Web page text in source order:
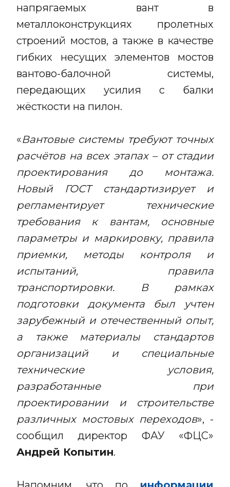
напрягаемых вант в
металлоконструкциях пролетных
строений мостов, а также в качестве
гибких несущих элементов мостов
вантово-балочной системы,
передающих усилия с балки
жёсткости на пилон.
«Вантовые системы требуют точных
расчётов на всех этапах – от стадии
проектирования до монтажа.
Новый ГОСТ стандартизирует и
регламентирует технические
требования к вантам, основные
параметры и маркировку, правила
приемки, методы контроля и
испытаний, правила
транспортировки. В рамках
подготовки документа был учтен
зарубежный и отечественный опыт,
а также материалы стандартов
организаций и специальные
технические условия,
разработанные при
проектировании и строительстве
различных мостовых переходов», -
сообщил директор ФАУ «ФЦС»
Андрей Копытин.